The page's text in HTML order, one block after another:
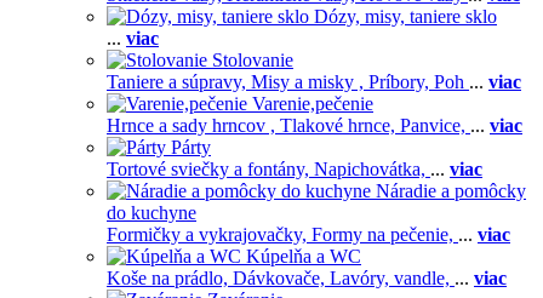
Dózy, misy, taniere sklo
... viac
Stolovanie
Taniere a súpravy, Misy a misky , Príbory, Poh ... viac
Varenie,pečenie
Hrnce a sady hrncov , Tlakové hrnce, Panvice, ... viac
Párty
Tortové sviečky a fontány, Napichovátka, ... viac
Náradie a pomôcky
do kuchyne
Formičky a vykrajovačky, Formy na pečenie, ... viac
Kúpelňa a WC
Koše na prádlo, Dávkovače, Lavóry, vandle, ... viac